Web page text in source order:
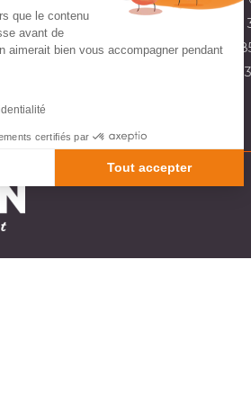
que le contenu
avant de
aimerait bien vous accompagner pendant
certifiés par
Tout accepter
du Consentement :
permet d'adapter et de
de jardin à Marquise:
03 21
de jardin à Orchies: 03 20 71
de jardin à St Omer:
03 10 45
: